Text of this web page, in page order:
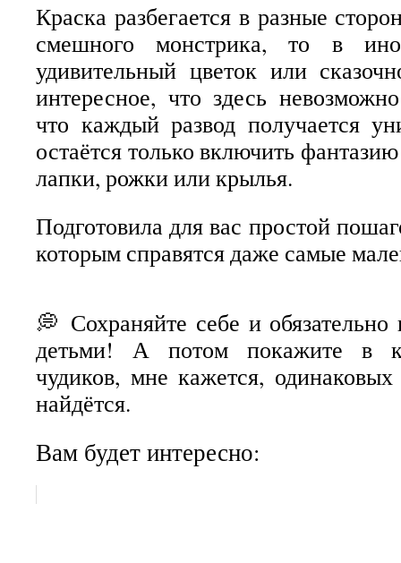
Краска разбегается в разные
смешного монстрика, то в
удивительный цветок или
интересное, что здесь
что каждый развод получается
остаётся только включить
лапки, рожки или крылья.
Подготовила для вас простой
которым справятся даже самые
💭 Сохраняйте себе и обязательно
детьми! А потом покажите в
чудиков, мне кажется,
найдётся.
Вам будет интересно: